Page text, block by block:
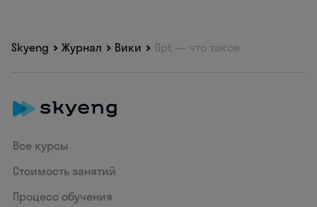
Skyeng Журнал Вики Gpt — что такое
Все курсы
Стоимость занятий
Процесс обучения